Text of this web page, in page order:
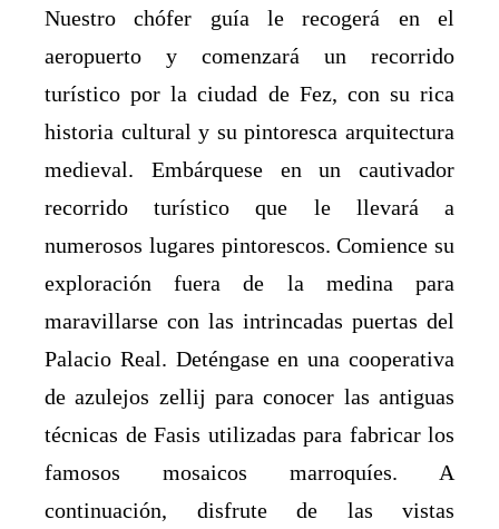
Nuestro chófer guía le recogerá en el
aeropuerto y comenzará un recorrido
turístico por la ciudad de Fez, con su rica
historia cultural y su pintoresca arquitectura
medieval. Embárquese en un cautivador
recorrido turístico que le llevará a
numerosos lugares pintorescos. Comience su
exploración fuera de la medina para
maravillarse con las intrincadas puertas del
Palacio Real. Deténgase en una cooperativa
de azulejos zellij para conocer las antiguas
técnicas de Fasis utilizadas para fabricar los
famosos mosaicos marroquíes. A
continuación, disfrute de las vistas